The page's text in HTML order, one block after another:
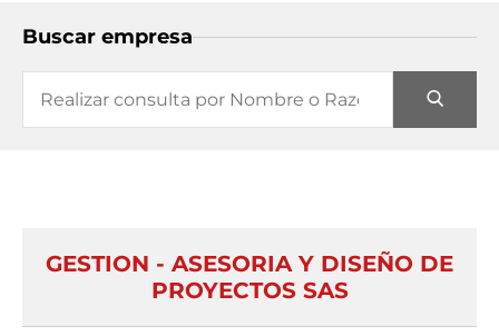
Buscar empresa
GESTION - ASESORIA Y DISEÑO DE
PROYECTOS SAS